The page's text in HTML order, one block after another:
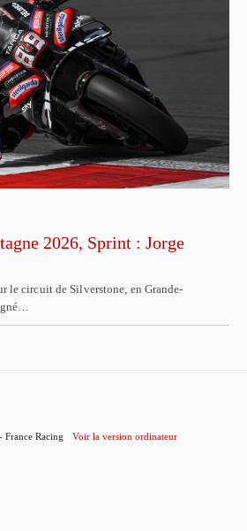
2026, Sprint : Jorge
le circuit de Silverstone, en Grande-
Racing Voir la version ordinateur